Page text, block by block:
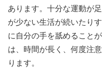
あります。十分な運動が
が少ない生活が続いたり
に自分の手を舐めること
は、時間が長く、何度注
ります。